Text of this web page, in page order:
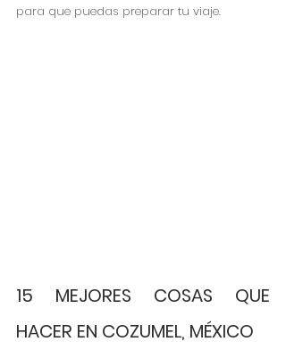
para que puedas preparar tu viaje.
15 MEJORES COSAS QUE
HACER EN COZUMEL, MÉXICO